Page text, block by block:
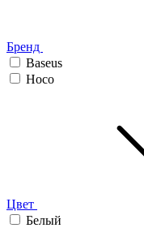
Бренд
Baseus
Hoco
Цвет
Белый